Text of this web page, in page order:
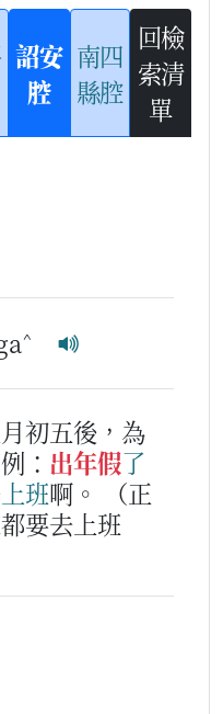
詔安
腔
南四
縣腔
回檢
索清
單
^
初五後，為
例： 出年假了
上班啊。
（正
要去上班